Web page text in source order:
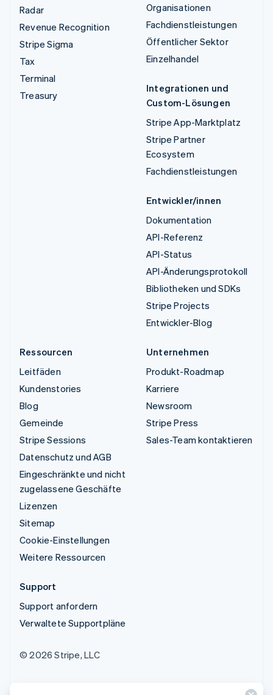
Radar
Revenue Recognition
Stripe Sigma
Tax
Terminal
Treasury
Organisationen
Fachdienstleistungen
Öffentlicher Sektor
Einzelhandel
Integrationen und
Custom-Lösungen
Stripe App-Marktplatz
Stripe Partner
Ecosystem
Fachdienstleistungen
Entwickler/innen
Dokumentation
API-Referenz
API-Status
API-Änderungsprotokoll
Bibliotheken und SDKs
Stripe Projects
Entwickler-Blog
Ressourcen
Leitfäden
Kundenstories
Blog
Gemeinde
Stripe Sessions
Datenschutz und AGB
Eingeschränkte und nicht
zugelassene Geschäfte
Lizenzen
Sitemap
Cookie-Einstellungen
Weitere Ressourcen
Unternehmen
Produkt-Roadmap
Karriere
Newsroom
Stripe Press
Sales-Team kontaktieren
Support
Support anfordern
Verwaltete Supportpläne
© 2026 Stripe, LLC